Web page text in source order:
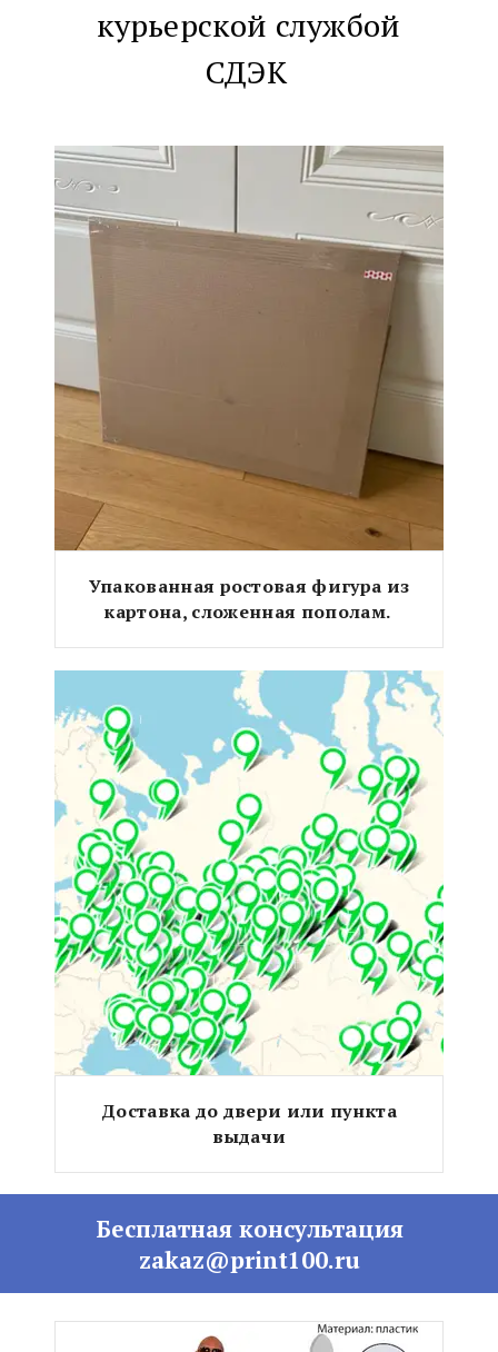
курьерской службой
СДЭК
Упакованная ростовая фигура из
картона, сложенная пополам.
Доставка до двери или пункта
выдачи
Бесплатная консультация
zakaz@print100.ru